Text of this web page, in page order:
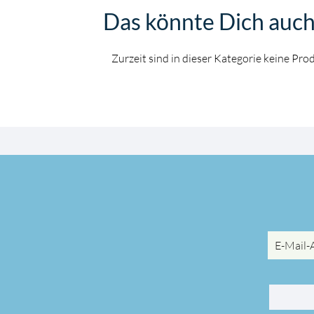
Das könnte Dich
Zurzeit sind in dieser Kategorie keine
Adresse